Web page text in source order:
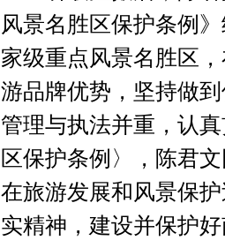
风景名胜区保护条例
家级重点风景名胜区
游品牌优势，坚持做
管理与执法并重，认
区保护条例〉，陈君
在旅游发展和风景保
实精神，建设并保护